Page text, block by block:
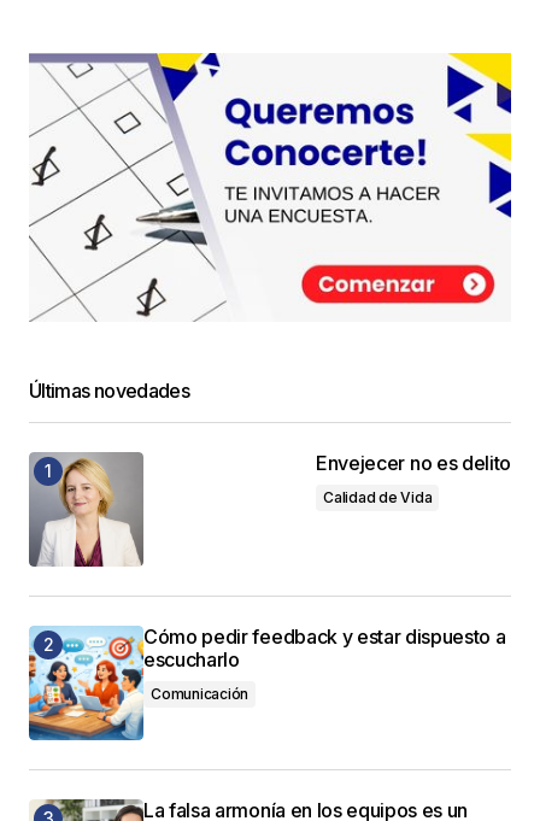
Últimas novedades
Envejecer no es delito
Calidad de Vida
Cómo pedir feedback y estar dispuesto a
escucharlo
Comunicación
La falsa armonía en los equipos es un